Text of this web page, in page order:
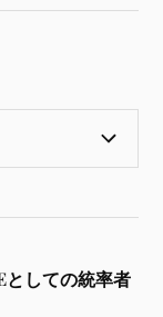
しての統率者